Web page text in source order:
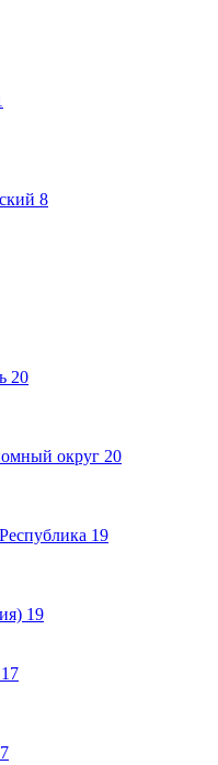
8
20
округ 20
19
19
17